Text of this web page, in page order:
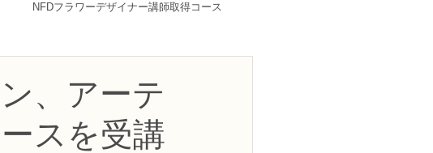
NFDフラワーデザイナー講師取得コース
飾技能士検定2級
、アーテ
スを受講